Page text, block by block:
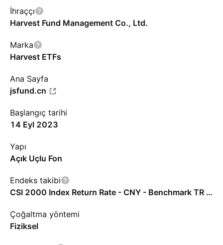
İhraççı
Harvest Fund Management Co., Ltd.
Marka
Harvest ETFs
Ana Sayfa
jsfund.cn
Başlangıç tarihi
14 Eyl 2023
Yapı
Açık Uçlu Fon
Endeks takibi
CSI 2000 Index Return Rate - CNY - Benchmark TR Gross
Çoğaltma yöntemi
Fiziksel